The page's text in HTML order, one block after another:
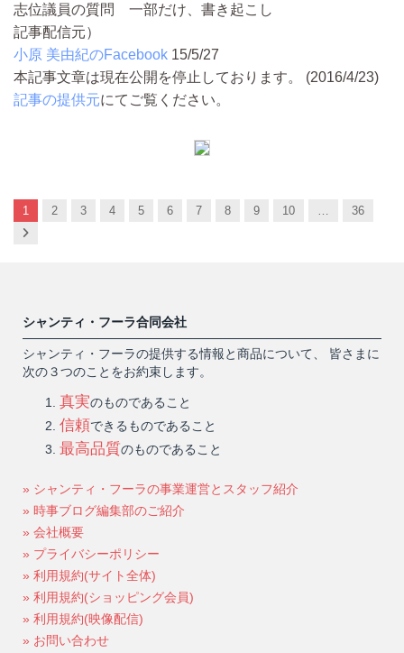
志位議員の質問 一部だけ、書き起こし
記事配信元）
小原 美由紀のFacebook 15/5/27
本記事文章は現在公開を停止しております。 (2016/4/23)
記事の提供元にてご覧ください。
1 2 3 4 5 6 7 8 9 10 …
36
Next
シャンティ・フーラ合同会社
シャンティ・フーラの提供する情報と商品について、 皆さまに
次の３つのことをお約束します。
真実のものであること
信頼できるものであること
最高品質のものであること
» シャンティ・フーラの事業運営とスタッフ紹介
» 時事ブログ編集部のご紹介
» 会社概要
» プライバシーポリシー
» 利用規約(サイト全体)
» 利用規約(ショッピング会員)
» 利用規約(映像配信)
» お問い合わせ